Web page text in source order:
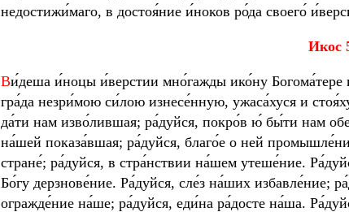
недостижи́маго, в достоя́ние и́ноков ро́да своего́
Икос
Ви́деша и́ноцы и́верстии мно́гажды ико́ну Богома́тере
гра́да незри́мою си́лою изнесе́нную, ужаса́хуся и
да́ти нам изво́лившая; ра́дуйся, покро́в ю́ бы́ти нам
на́шей показа́вшая; ра́дуйся, благо́е о ней
стране́; ра́дуйся, в стра́нствии на́шем утеше́ние.
Бо́гу дерзнове́ние. Ра́дуйся, сле́з на́ших избавле́ние;
огражде́ние на́ше; ра́дуйся, еди́на ра́досте на́ша.